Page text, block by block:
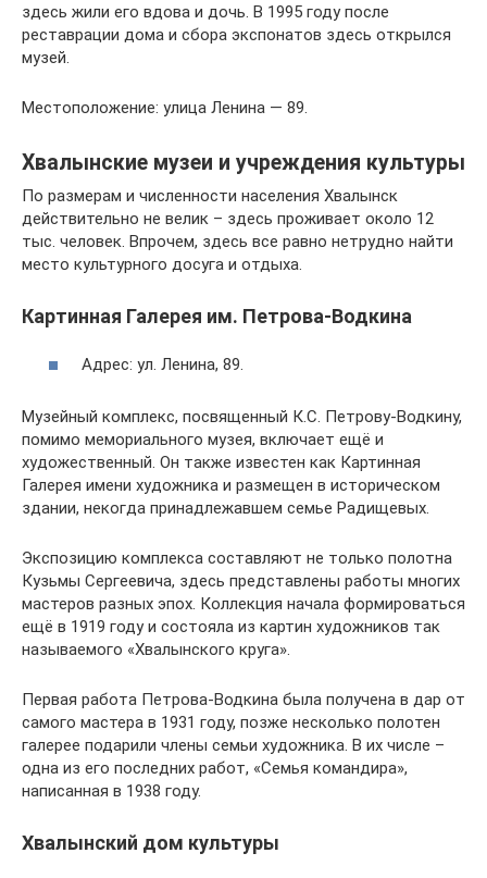
здесь жили его вдова и дочь. В 1995 году после
реставрации дома и сбора экспонатов здесь открылся
музей.
Местоположение: улица Ленина — 89.
Хвалынские музеи и учреждения культуры
По размерам и численности населения Хвалынск
действительно не велик – здесь проживает около 12
тыс. человек. Впрочем, здесь все равно нетрудно найти
место культурного досуга и отдыха.
Картинная Галерея им. Петрова-Водкина
Адрес: ул. Ленина, 89.
Музейный комплекс, посвященный К.С. Петрову-Водкину,
помимо мемориального музея, включает ещё и
художественный. Он также известен как Картинная
Галерея имени художника и размещен в историческом
здании, некогда принадлежавшем семье Радищевых.
Экспозицию комплекса составляют не только полотна
Кузьмы Сергеевича, здесь представлены работы многих
мастеров разных эпох. Коллекция начала формироваться
ещё в 1919 году и состояла из картин художников так
называемого «Хвалынского круга».
Первая работа Петрова-Водкина была получена в дар от
самого мастера в 1931 году, позже несколько полотен
галерее подарили члены семьи художника. В их числе –
одна из его последних работ, «Семья командира»,
написанная в 1938 году.
Хвалынский дом культуры